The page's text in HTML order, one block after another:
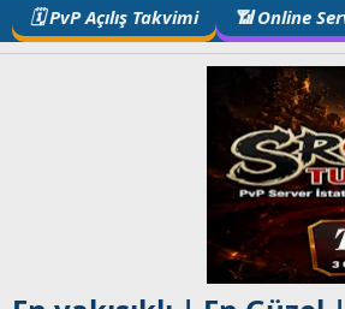
🗓️ PvP Açılış Takvimi 📶 Online